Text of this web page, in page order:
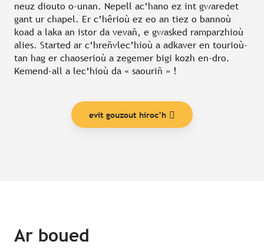
neuz diouto o-unan. Nepell ac’hano ez int gwaredet
gant ur chapel. Er c’hêrioù ez eo an tiez o bannoù
koad a laka an istor da vevañ, e gwasked ramparzhioù
alies. Started ar c’hreñvlec’hioù a adkaver en tourioù-
tan hag er chaoserioù a zegemer bigi kozh en-dro.
Kemend-all a lec’hioù da « saouriñ » !
evit gouzout hiroc’h
Ar boued